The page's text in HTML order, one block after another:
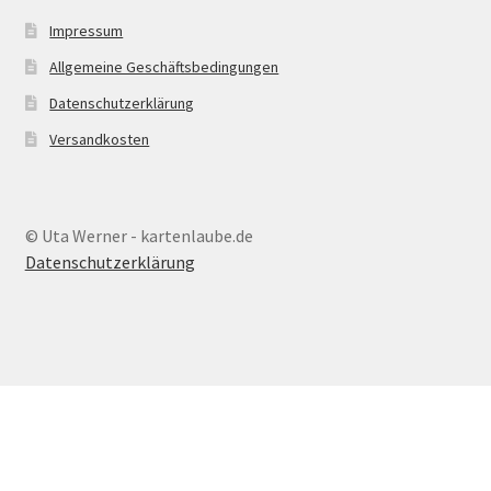
Impressum
Allgemeine Geschäftsbedingungen
Datenschutzerklärung
Versandkosten
© Uta Werner - kartenlaube.de
Datenschutzerklärung